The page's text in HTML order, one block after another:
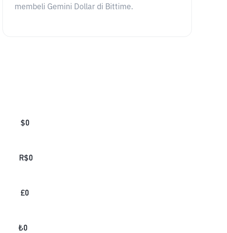
membeli Gemini Dollar di Bittime.
$0
R$0
£0
₺0